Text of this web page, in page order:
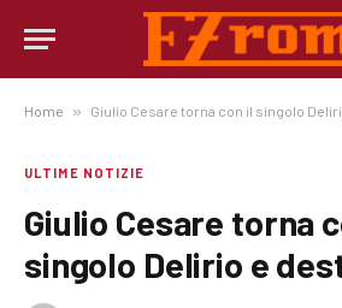
Home » Giulio Cesare torna con il singolo
ULTIME NOTIZIE
Giulio Cesare torna
singolo Delirio e